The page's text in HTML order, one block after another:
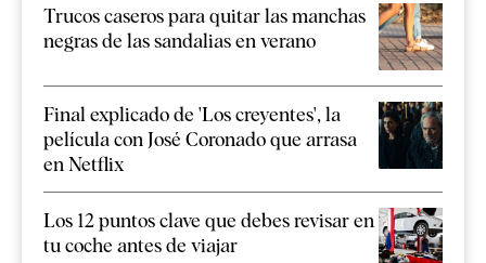
Trucos caseros para quitar las manchas
negras de las sandalias en verano
Final explicado de 'Los creyentes', la
película con José Coronado que arrasa
en Netflix
Los 12 puntos clave que debes revisar en
tu coche antes de viajar